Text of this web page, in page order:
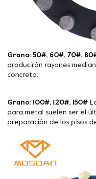
Grano: 50#, 60#, 70#,
producirán rayones
concreto.
Grano: 100#, 120#, 150#
para metal suelen ser el
preparación de los pisos